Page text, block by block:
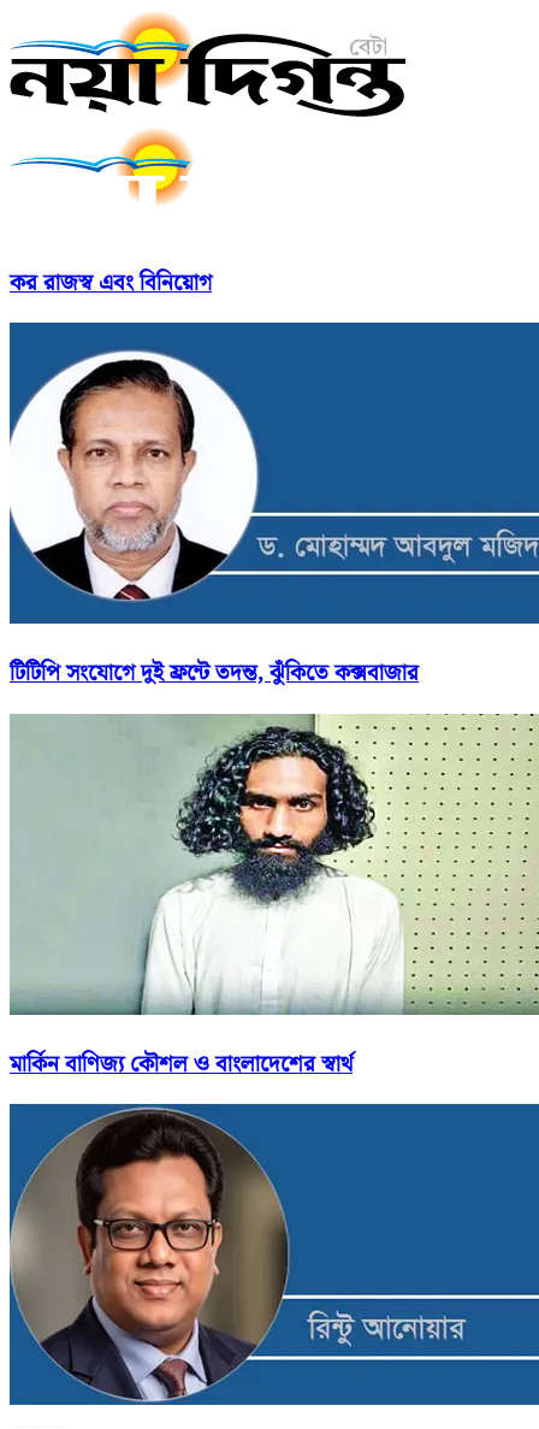
কর রাজস্ব এবং বিনিয়োগ
টিটিপি সংযোগে দুই ফ্রন্টে তদন্ত, ঝুঁকিতে কক্সবাজার
মার্কিন বাণিজ্য কৌশল ও বাংলাদেশের স্বার্থ